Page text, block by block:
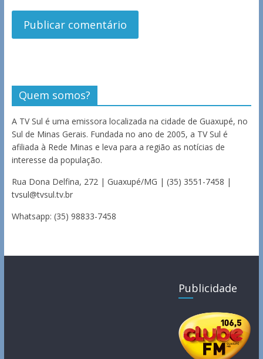
Quem somos?
A TV Sul é uma emissora localizada na cidade de Guaxupé, no
Sul de Minas Gerais. Fundada no ano de 2005, a TV Sul é
afiliada à Rede Minas e leva para a região as notícias de
interesse da população.
Rua Dona Delfina, 272 | Guaxupé/MG | (35) 3551-7458 |
tvsul@tvsul.tv.br
Whatsapp: (35) 98833-7458
Publicidade